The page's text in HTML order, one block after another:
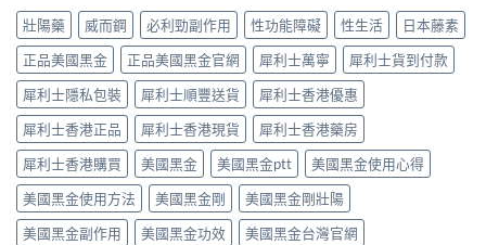
事〉
穩？〉
中
高
勃
起
硬
度〉
中
使
用
血
管
擴
張
類
藥
物：
硝
酸
酯
死
拉
非）
劑
量
點
揀？
10mg、
20mg
按
需
定
5mg
每
壯陽藥 威而鋼 必利勁副作用 性功能障礙 性生活
日本藤素
正品美國黑金
正品美國黑金官網 犀利士萬寧
犀利士貨到付款
犀利士隱私包裝
犀利士順豐送貨
犀利士香港優惠
犀利士香港正品
犀利士香港現貨
犀利士香港藥房
犀利士香港購買
美國黑金 美國黑金ptt
美國黑金使用心得
美國黑金使用方法
美國黑金剛
美國黑金剛壯陽
美國黑金副作用
美國黑金功效
美國黑金台灣官網